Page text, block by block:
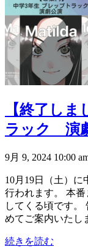
【終了し
ラック 演
9月 9, 2024 10:00
10月19日（土）
行われます。 本
してくる頃です。
めてご案内い
続きを読む